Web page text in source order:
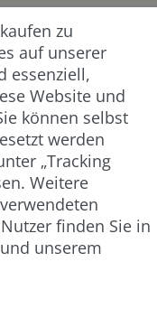
um ein Pflichtfeld.
zu
auf unserer
essenziell,
Website und
können selbst
werden
„Tracking
Weitere
finden Sie in
und unserem